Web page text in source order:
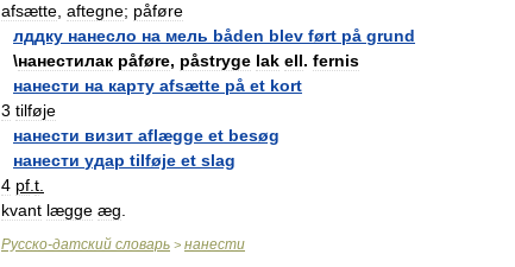
afsætte aftegne; påføre
лддку нанесло на мель båden blev ført på grund
\нанестилак påføre, påstryge lak ell. fernis
нанести на карту afsætte på et kort
3 tilføje
нанести визит aflægge et besøg
нанести удар tilføje et slag
4 pf t
kvant lægge æg
Русско-датский словарь > нанести